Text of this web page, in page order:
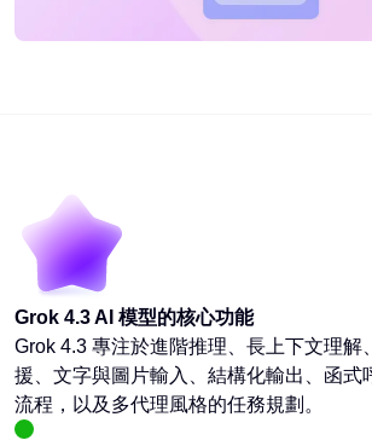
Grok 4.3 AI 模型的核心功能
Grok 4.3 專注於進階推理、長上下文理解
援、文字與圖片輸入、結構化輸出、函式
流程，以及多代理風格的任務規劃。